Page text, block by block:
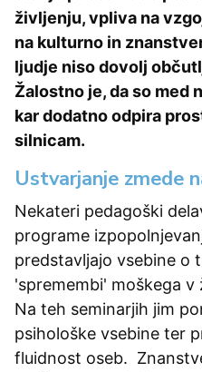
življenju, vpliva na
na kulturno in
ljudje niso dovolj
Žalostno je, da so med
kar dodatno odpira
silnicam.
Ustvarjanje zmede
Nekateri pedagoški
programe
predstavljajo vsebine o
'spremembi' moškega
Na teh seminarjih jim
psihološke vsebine ter
fluidnost oseb.